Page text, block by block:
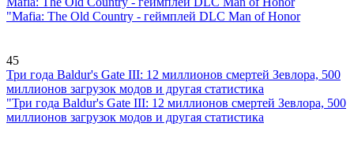
"Mafia: The Old Country - геймплей DLC Man of Honor
45
Три года Baldur's Gate III: 12 миллионов смертей Зевлора, 500
миллионов загрузок модов и другая статистика
"Три года Baldur's Gate III: 12 миллионов смертей Зевлора, 500
миллионов загрузок модов и другая статистика